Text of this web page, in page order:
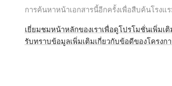
การค้นหาหน้าเอกสารนี้อีกครั้งเพื่อสืบค้นโรงแ
เยี่ยมชมหน้าหลักของเราเพื่อดูโปรโมชั่นเพิ่มเติ
รับทราบข้อมูลเพิ่มเติมเกี่ยวกับข้อดีของโครงก